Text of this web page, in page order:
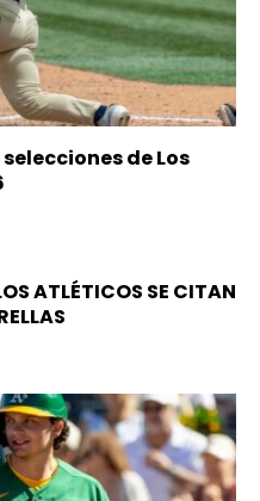
de Los
ATLÉTICOS SE CITAN